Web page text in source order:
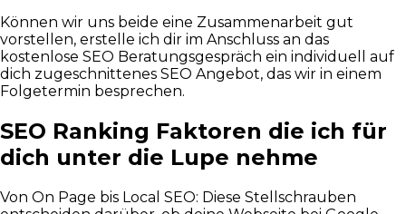
Können wir uns beide eine Zusammenarbeit gut
vorstellen, erstelle ich dir im Anschluss an das
kostenlose SEO Beratungsgespräch ein individuell auf
dich zugeschnittenes SEO Angebot, das wir in einem
Folgetermin besprechen.
SEO Ranking Faktoren die ich für
dich unter die Lupe nehme
Von On Page bis Local SEO: Diese Stellschrauben